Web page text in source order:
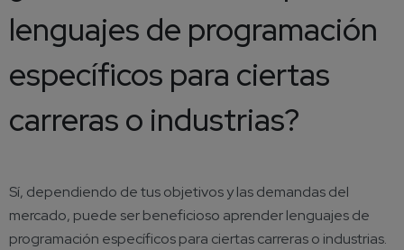
lenguajes de programación
específicos para ciertas
carreras o industrias?
Sí, dependiendo de tus objetivos y las demandas del
mercado, puede ser beneficioso aprender lenguajes de
programación específicos para ciertas carreras o industrias.